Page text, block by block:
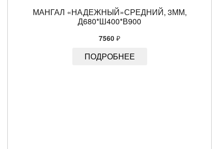
МАНГАЛ «НАДЕЖНЫЙ»СРЕДНИЙ, 3ММ,
Д680*Ш400*В900
7560 ₽
ПОДРОБНЕЕ